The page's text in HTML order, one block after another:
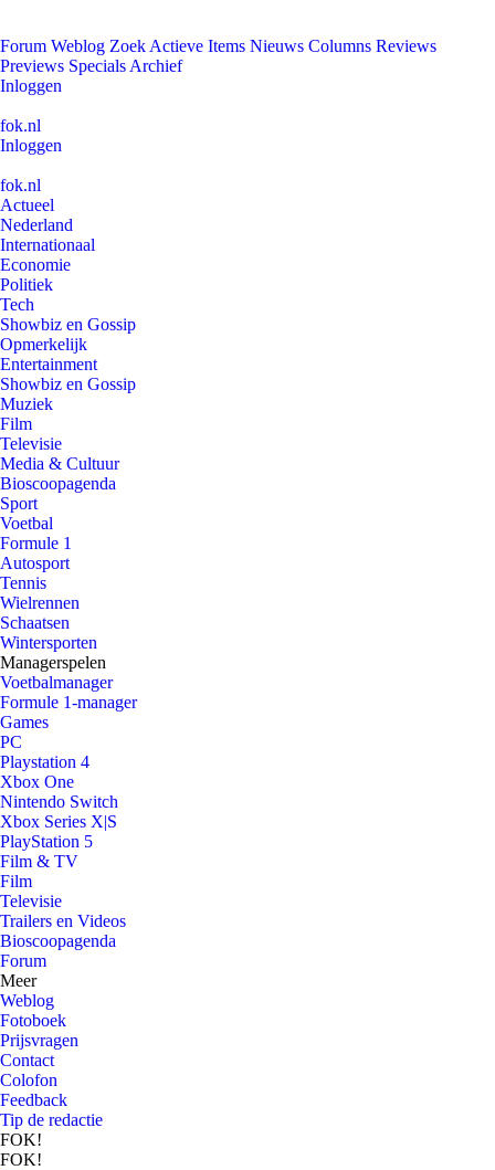
Forum Weblog Zoek Actieve Items Nieuws Columns Reviews
Previews Specials Archief
Inloggen
fok.nl
Inloggen
fok.nl
Actueel
Nederland
Internationaal
Economie
Politiek
Tech
Showbiz en Gossip
Opmerkelijk
Entertainment
Showbiz en Gossip
Muziek
Film
Televisie
Media & Cultuur
Bioscoopagenda
Sport
Voetbal
Formule 1
Autosport
Tennis
Wielrennen
Schaatsen
Wintersporten
Managerspelen
Voetbalmanager
Formule 1-manager
Games
PC
Playstation 4
Xbox One
Nintendo Switch
Xbox Series X|S
PlayStation 5
Film & TV
Film
Televisie
Trailers en Videos
Bioscoopagenda
Forum
Meer
Weblog
Fotoboek
Prijsvragen
Contact
Colofon
Feedback
Tip de redactie
FOK!
FOK!